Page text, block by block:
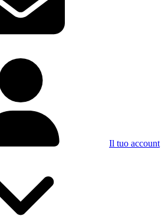
Il tuo account